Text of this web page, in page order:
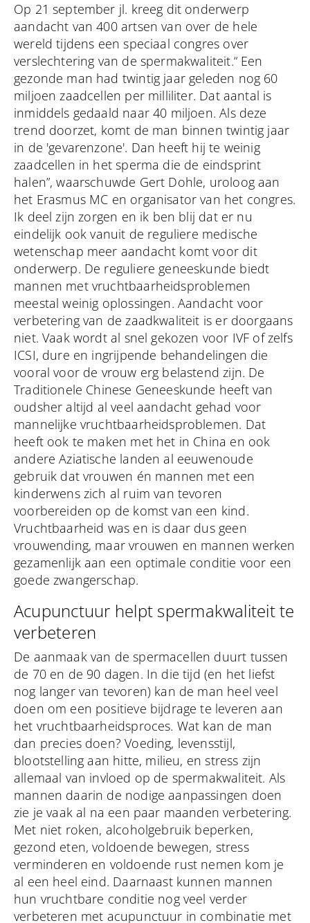
Op 21 september jl. kreeg dit onderwerp
aandacht van 400 artsen van over de hele
wereld tijdens een speciaal congres over
verslechtering van de spermakwaliteit.“ Een
gezonde man had twintig jaar geleden nog 60
miljoen zaadcellen per milliliter. Dat aantal is
inmiddels gedaald naar 40 miljoen. Als deze
trend doorzet, komt de man binnen twintig jaar
in de 'gevarenzone'. Dan heeft hij te weinig
zaadcellen in het sperma die de eindsprint
halen”, waarschuwde Gert Dohle, uroloog aan
het Erasmus MC en organisator van het congres.
Ik deel zijn zorgen en ik ben blij dat er nu
eindelijk ook vanuit de reguliere medische
wetenschap meer aandacht komt voor dit
onderwerp. De reguliere geneeskunde biedt
mannen met vruchtbaarheidsproblemen
meestal weinig oplossingen. Aandacht voor
verbetering van de zaadkwaliteit is er doorgaans
niet. Vaak wordt al snel gekozen voor IVF of zelfs
ICSI, dure en ingrijpende behandelingen die
vooral voor de vrouw erg belastend zijn. De
Traditionele Chinese Geneeskunde heeft van
oudsher altijd al veel aandacht gehad voor
mannelijke vruchtbaarheidsproblemen. Dat
heeft ook te maken met het in China en ook
andere Aziatische landen al eeuwenoude
gebruik dat vrouwen én mannen met een
kinderwens zich al ruim van tevoren
voorbereiden op de komst van een kind.
Vruchtbaarheid was en is daar dus geen
vrouwending, maar vrouwen en mannen werken
gezamenlijk aan een optimale conditie voor een
goede zwangerschap.
Acupunctuur helpt spermakwaliteit te
verbeteren
De aanmaak van de spermacellen duurt tussen
de 70 en de 90 dagen. In die tijd (en het liefst
nog langer van tevoren) kan de man heel veel
doen om een positieve bijdrage te leveren aan
het vruchtbaarheidsproces. Wat kan de man
dan precies doen? Voeding, levensstijl,
blootstelling aan hitte, milieu, en stress zijn
allemaal van invloed op de spermakwaliteit. Als
mannen daarin de nodige aanpassingen doen
zie je vaak al na een paar maanden verbetering.
Met niet roken, alcoholgebruik beperken,
gezond eten, voldoende bewegen, stress
verminderen en voldoende rust nemen kom je
al een heel eind. Daarnaast kunnen mannen
hun vruchtbare conditie nog veel verder
verbeteren met acupunctuur in combinatie met